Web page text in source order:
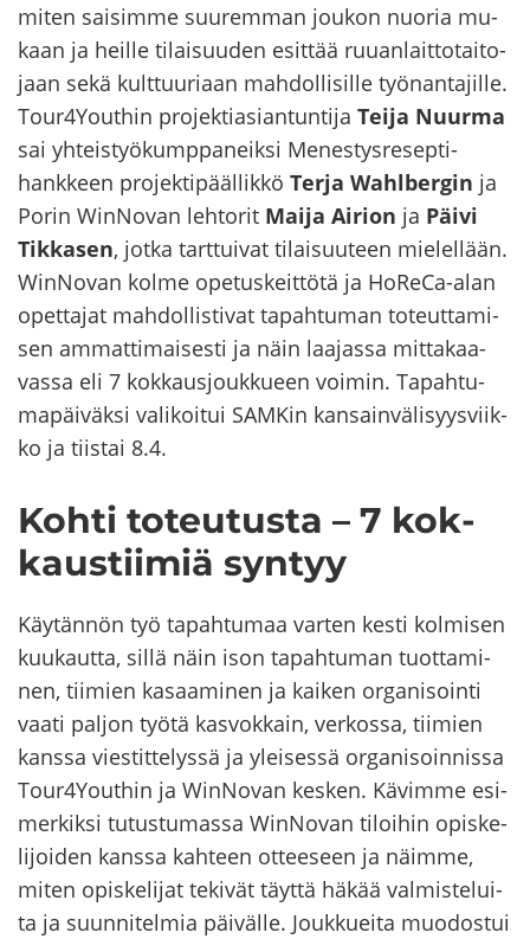
miten sai­sim­me suu­rem­man jou­kon nuo­ria mu­
kaan ja heil­le ti­lai­suu­den esit­tää ruu­an­lait­to­tai­to­
jaan sekä kult­tuu­ri­aan mah­dol­li­sil­le työ­nan­ta­jil­le.
Tour4Yout­hin pro­jek­ti­asian­tun­ti­ja Teija Nuur­ma
sai yh­teis­työ­kump­pa­neik­si Menestysresepti-​
hankkeen pro­jek­ti­pääl­lik­kö Terja Wahlbergin ja
Porin WinNovan leh­to­rit Maija Ai­rion ja Päivi
Tik­ka­sen, jotka tart­tui­vat ti­lai­suu­teen mie­lel­lään.
WinNovan kolme ope­tus­keit­tö­tä ja HoReCa-​alan
opet­ta­jat mah­dol­lis­ti­vat ta­pah­tu­man to­teut­ta­mi­
sen am­mat­ti­mai­ses­ti ja näin laa­jas­sa mit­ta­kaa­
vas­sa eli 7 kok­kaus­jouk­ku­een voi­min. Ta­pah­tu­
ma­päi­väk­si va­li­koi­tui SAM­Kin kan­sain­vä­li­syys­viik­
ko ja tiis­tai 8.4.
Kohti to­teu­tus­ta – 7 kok­
kaus­tii­miä syn­tyy
Käy­tän­nön työ ta­pah­tu­maa var­ten kesti kol­mi­sen
kuu­kaut­ta, sillä näin ison ta­pah­tu­man tuot­ta­mi­
nen, tii­mien ka­saa­mi­nen ja kai­ken or­ga­ni­soin­ti
vaati pal­jon työtä kas­vok­kain, ver­kos­sa, tii­mien
kans­sa vies­tit­te­lys­sä ja ylei­ses­sä or­ga­ni­soin­nis­sa
Tour4Yout­hin ja WinNovan kes­ken. Kä­vim­me esi­
mer­kik­si tu­tus­tu­mas­sa WinNovan ti­loi­hin opis­ke­
li­joi­den kans­sa kah­teen ot­tee­seen ja näim­me,
miten opis­ke­li­jat te­ki­vät täyt­tä häkää val­mis­te­lui­
ta ja suun­ni­tel­mia päi­väl­le. Jouk­kuei­ta muo­dos­tui